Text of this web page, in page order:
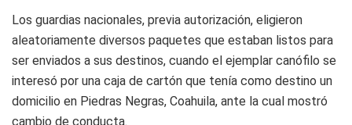
Los guardias nacionales, previa autorización, eligieron
aleatoriamente diversos paquetes que estaban listos para
ser enviados a sus destinos, cuando el ejemplar canófilo se
interesó por una caja de cartón que tenía como destino un
domicilio en Piedras Negras, Coahuila, ante la cual mostró
cambio de conducta.